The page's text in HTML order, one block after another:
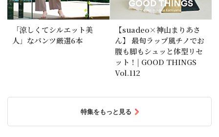
「涼しくてシルエット美
人」なパンツ厳選6本
【suadeo×神山まりあさ
ん】 最旬ラップ風チノでお
腹も脚もシュッと体型リセ
ット！| GOOD THINGS
Vol.112
特集をもっと見る